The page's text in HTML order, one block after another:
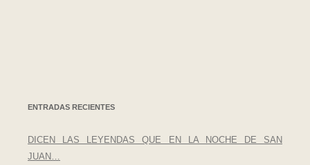
ENTRADAS RECIENTES
DICEN LAS LEYENDAS QUE EN LA NOCHE DE SAN
JUAN…